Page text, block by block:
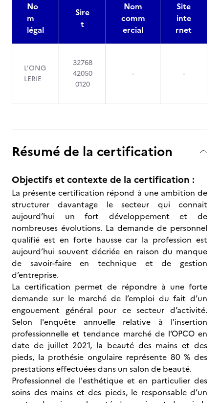
No
m
légal
Sire
t
Nom
comm
ercial
Site
inte
rnet
L'ONG
LERIE
32768
42050
0120
- -
Résumé de la certification
Objectifs et contexte de la certification :
La présente certification répond à une ambition de
structurer davantage le secteur qui connait
aujourd’hui un fort développement et de
nombreuses évolutions. La demande de personnel
qualifié est en forte hausse car la profession est
aujourd’hui souvent décriée en raison du manque
de savoir-faire en technique et de gestion
d’entreprise.
La certification permet de répondre à une forte
demande sur le marché de l’emploi du fait d’un
engouement général pour ce secteur d’activité.
Selon l'enquête annuelle relative à l'insertion
professionnelle et tendance marché de l'OPCO en
date de juillet 2021, la beauté des mains et des
pieds, la prothésie ongulaire représente 80 % des
prestations effectuées dans un salon de beauté.
Professionnel de l'esthétique et en particulier des
soins des mains et des pieds, le responsable d’un